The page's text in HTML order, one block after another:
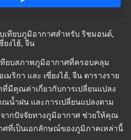
เทียบภูมิอากาศสำหรับ ริชมอนด์,
ยงไฮ้, จีน
ทียบสภาพภูมิอากาศที่ครอบคลุม
มริกา และ เซี่ยงไฮ้, จีน ตารางราย
ที่มีคุณค่าเกี่ยวกับการเปลี่ยนแปลง
น้ำฝน และการเปลี่ยนแปลงตาม
ากปัจจัยทางภูมิอากาศ ช่วยให้คุณ
ศที่เป็นเอกลักษณ์ของภูมิภาคเหล่านี้